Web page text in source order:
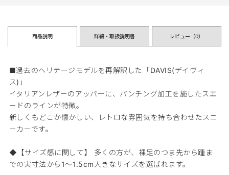
商品説明 詳細・取扱説明書 レビュー（0）
■過去のヘリテージモデルを再解釈した「DAVIS(デイヴィ
ス)」
イタリアンレザーのアッパーに、パンチング加工を施したスエ
ードのラインが特徴。
新しくもどこか懐かしい、レトロな雰囲気を持ち合わせたスニ
ーカーです。
◆【サイズ感に関して】 多くの方が、裸足のつま先から踵ま
での実寸法から1～1.5cm大きなサイズを選ばれます。